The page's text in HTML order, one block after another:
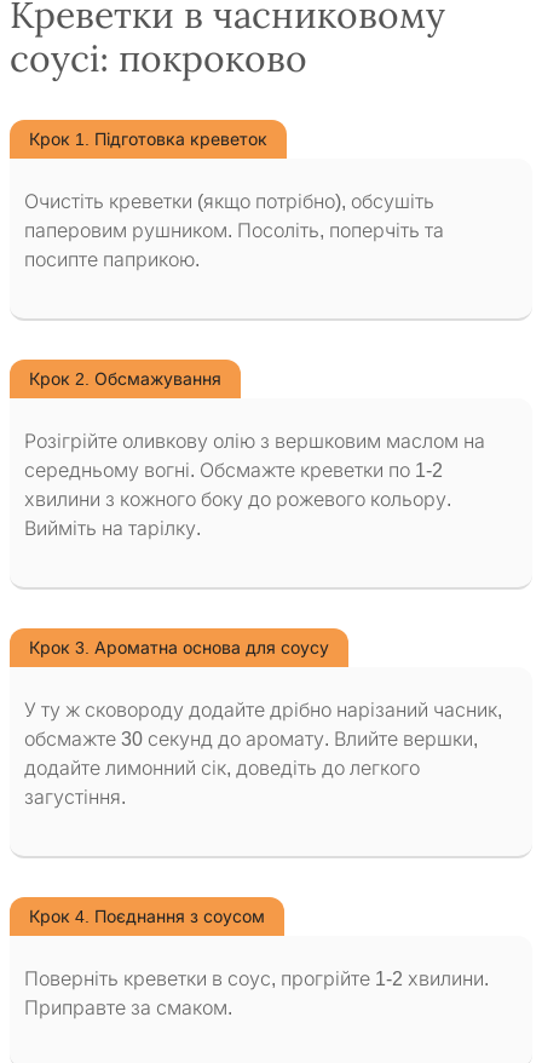
Креветки в часниковому
соусі: покроково
Крок 1. Підготовка креветок
Очистіть креветки (якщо потрібно), обсушіть
паперовим рушником. Посоліть, поперчіть та
посипте паприкою.
Крок 2. Обсмажування
Розігрійте оливкову олію з вершковим маслом на
середньому вогні. Обсмажте креветки по 1-2
хвилини з кожного боку до рожевого кольору.
Вийміть на тарілку.
Крок 3. Ароматна основа для соусу
У ту ж сковороду додайте дрібно нарізаний часник,
обсмажте 30 секунд до аромату. Влийте вершки,
додайте лимонний сік, доведіть до легкого
загустіння.
Крок 4. Поєднання з соусом
Поверніть креветки в соус, прогрійте 1-2 хвилини.
Приправте за смаком.